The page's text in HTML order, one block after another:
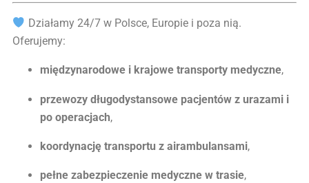
Działamy 24/7 w Polsce, Europie i poza nią.
Oferujemy:
międzynarodowe i krajowe transporty medyczne,
przewozy długodystansowe pacjentów z urazami i
po operacjach,
koordynację transportu z airambulansami,
pełne zabezpieczenie medyczne w trasie,